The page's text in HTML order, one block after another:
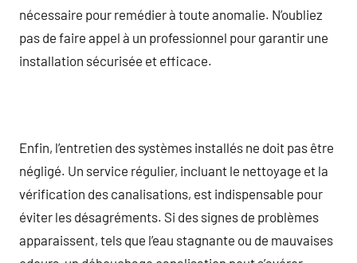
nécessaire pour remédier à toute anomalie. N’oubliez
pas de faire appel à un professionnel pour garantir une
installation sécurisée et efficace.
Enfin, l’entretien des systèmes installés ne doit pas être
négligé. Un service régulier, incluant le nettoyage et la
vérification des canalisations, est indispensable pour
éviter les désagréments. Si des signes de problèmes
apparaissent, tels que l’eau stagnante ou de mauvaises